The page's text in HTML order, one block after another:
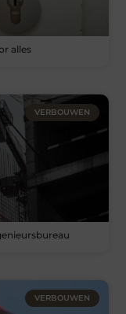
alles
VERBOUWEN
VERBOUWEN